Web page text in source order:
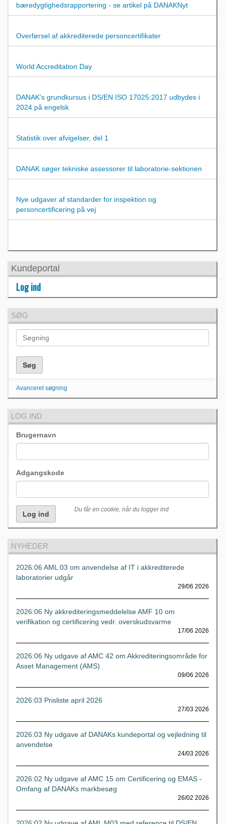
bæredygtighedsrapportering - se artikel på DANAKNyt
Overførsel af akkrediterede personcertifikater
World Accreditation Day
DANAK's grundkursus i DS/EN ISO 17025:2017 udbydes i
2024 på engelsk
Statistik over afvigelser, del 1
DANAK søger tekniske assessorer til laboratorie-sektionen
Nye udgaver af standarder for inspektion og
personcertificering på vej
Kundeportal
Log ind
SØG
Avanceret søgning
LOG IND
Brugernavn
Adgangskode
Du får en cookie, når du logger ind
NYHEDER
2026:06 AML 03 om anvendelse af IT i akkrediterede
laboratorier udgår
29/06 2026
2026:06 Ny akkrediteringsmeddelelse AMF 10 om
verifikation og certificering vedr. overskudsvarme
17/06 2026
2026:06 Ny udgave af AMC 42 om Akkrediteringsområde for
Asset Management (AMS)
09/06 2026
2026:03 Prisliste april 2026
27/03 2026
2026:03 Ny udgave af DANAKs kundeportal og vejledning til
anvendelse
24/03 2026
2026:02 Ny udgave af AMC 15 om Certificering og EMAS -
Omfang af DANAKs markbesøg
26/02 2026